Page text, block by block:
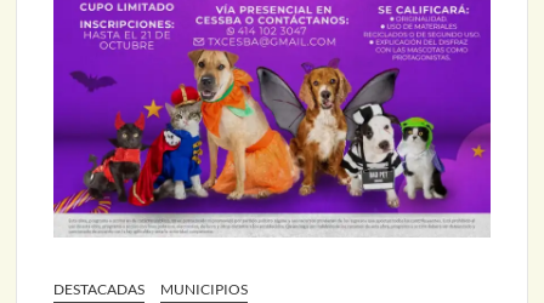
DESTACADAS MUNICIPIOS